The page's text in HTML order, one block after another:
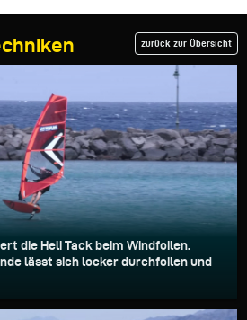
zurück zur Übersicht
die Heli Tack beim Windfoilen.
lässt sich locker durchfoilen und